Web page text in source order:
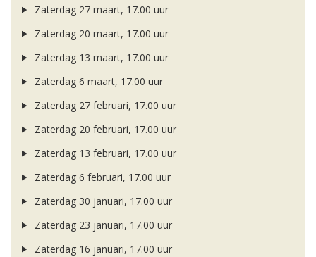
Zaterdag 27 maart, 17.00 uur
Zaterdag 20 maart, 17.00 uur
Zaterdag 13 maart, 17.00 uur
Zaterdag 6 maart, 17.00 uur
Zaterdag 27 februari, 17.00 uur
Zaterdag 20 februari, 17.00 uur
Zaterdag 13 februari, 17.00 uur
Zaterdag 6 februari, 17.00 uur
Zaterdag 30 januari, 17.00 uur
Zaterdag 23 januari, 17.00 uur
Zaterdag 16 januari, 17.00 uur